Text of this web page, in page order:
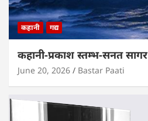
कहानी गद्य
कहानी-प्रकाश स्तम्भ-सनत सागर
June 20, 2026 Bastar Paati